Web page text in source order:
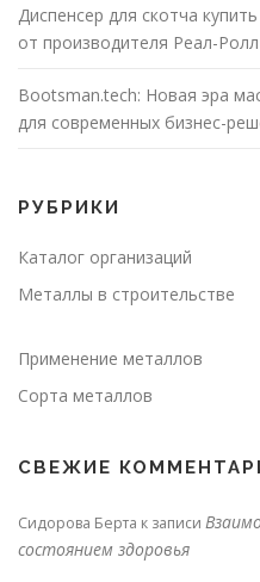
Диспенсер для скотча
от производителя Реал-Ролл
Bootsman.tech: Новая эра
для современных бизнес-
РУБРИКИ
Каталог организаций
Металлы в строительстве
Применение металлов
Сорта металлов
СВЕЖИЕ
Сидорова Берта к записи
состоянием здоровья